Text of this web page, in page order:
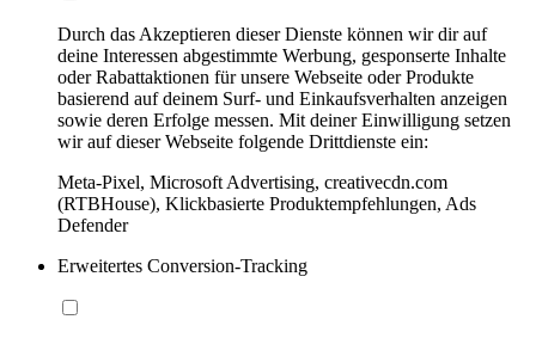
Durch das Akzeptieren dieser Dienste können wir dir auf
deine Interessen abgestimmte Werbung, gesponserte Inhalte
oder Rabattaktionen für unsere Webseite oder Produkte
basierend auf deinem Surf- und Einkaufsverhalten anzeigen
sowie deren Erfolge messen. Mit deiner Einwilligung setzen
wir auf dieser Webseite folgende Drittdienste ein:
Meta-Pixel, Microsoft Advertising, creativecdn.com
(RTBHouse), Klickbasierte Produktempfehlungen, Ads
Defender
Erweitertes Conversion-Tracking